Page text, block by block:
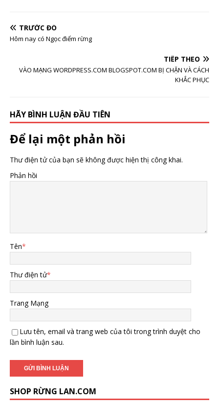
TRƯỚC ĐÓ
Hôm nay có Ngọc điểm rừng
TIẾP THEO
VÀO MẠNG WORDPRESS.COM BLOGSPOT.COM BỊ CHẶN VÀ CÁCH
KHẮC PHỤC
HÃY BÌNH LUẬN ĐẦU TIÊN
Để lại một phản hồi
Thư điện tử của bạn sẽ không được hiện thị công khai.
Phản hồi
Tên*
Thư điện tử*
Trang Mạng
Lưu tên, email và trang web của tôi trong trình duyệt cho
lần bình luận sau.
SHOP RỪNG LAN.COM